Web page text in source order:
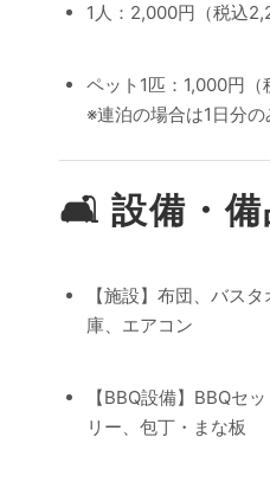
1人：2,000円（税込
ペット1匹：1,000円（
※連泊の場合は1日分の
🛋 設備・備
【施設】布団、バス
庫、エアコン
【BBQ設備】BBQセ
リー、包丁・まな板